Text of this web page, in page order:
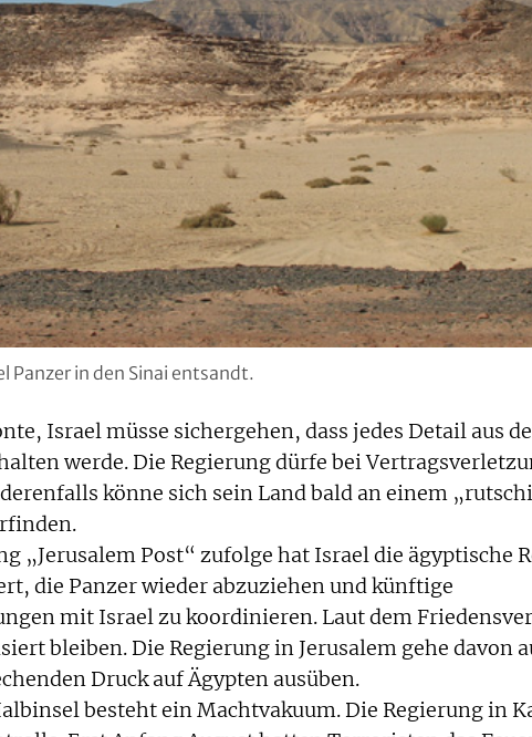
Panzer in den Sinai entsandt.
Israel müsse sichergehen, dass jedes Detail aus
werde. Die Regierung dürfe bei
könne sich sein Land bald an einem
„Jerusalem Post“ zufolge hat Israel die ägyptische
die Panzer wieder abzuziehen und künftige
mit Israel zu koordinieren. Laut dem
bleiben. Die Regierung in Jerusalem gehe davon
Druck auf Ägypten ausüben.
besteht ein Machtvakuum. Die Regierung in